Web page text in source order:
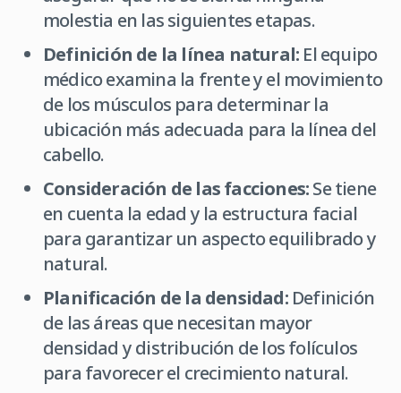
molestia en las siguientes etapas.
Definición de la línea natural: El equipo
médico examina la frente y el movimiento
de los músculos para determinar la
ubicación más adecuada para la línea del
cabello.
Consideración de las facciones:Se tiene
en cuenta la edad y la estructura facial
para garantizar un aspecto equilibrado y
natural.
Planificación de la densidad:Definición
de las áreas que necesitan mayor
densidad y distribución de los folículos
para favorecer el crecimiento natural.